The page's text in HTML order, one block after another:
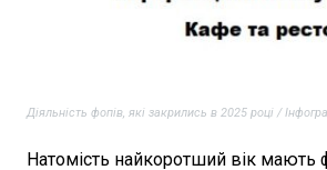
Діяльність фопів, які закрились в 2025 році /
Натомість найкоротший вік мають